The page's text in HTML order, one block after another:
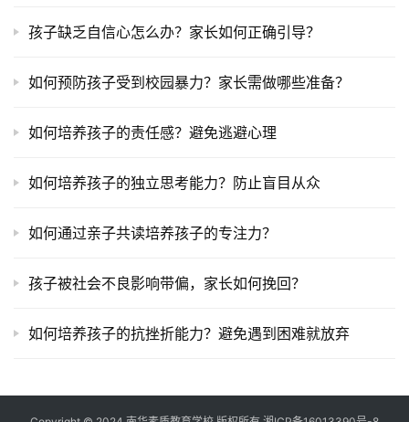
孩子缺乏自信心怎么办？家长如何正确引导？
如何预防孩子受到校园暴力？家长需做哪些准备？
如何培养孩子的责任感？避免逃避心理
如何培养孩子的独立思考能力？防止盲目从众
如何通过亲子共读培养孩子的专注力？
孩子被社会不良影响带偏，家长如何挽回？
如何培养孩子的抗挫折能力？避免遇到困难就放弃